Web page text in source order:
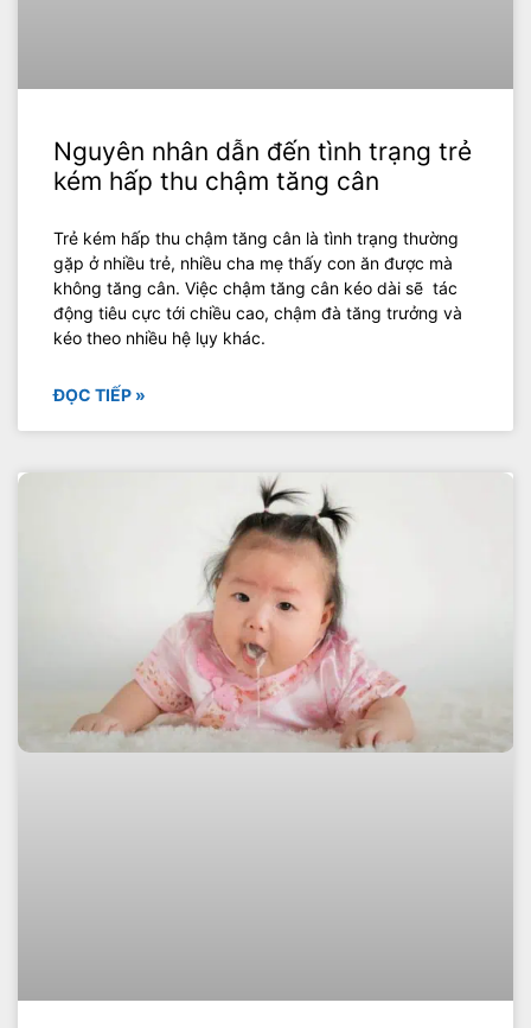
Nguyên nhân dẫn đến tình trạng trẻ
kém hấp thu chậm tăng cân
Trẻ kém hấp thu chậm tăng cân là tình trạng thường
gặp ở nhiều trẻ, nhiều cha mẹ thấy con ăn được mà
không tăng cân. Việc chậm tăng cân kéo dài sẽ tác
động tiêu cực tới chiều cao, chậm đà tăng trưởng và
kéo theo nhiều hệ lụy khác.
ĐỌC TIẾP »